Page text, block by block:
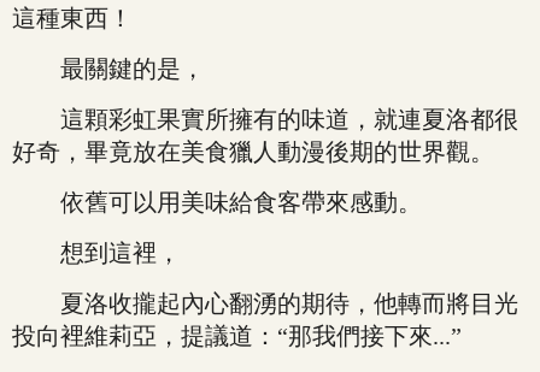
這種東西！
最關鍵的是，
這顆彩虹果實所擁有的味道，就連夏洛都很
好奇，畢竟放在美食獵人動漫後期的世界觀。
依舊可以用美味給食客帶來感動。
想到這裡，
夏洛收攏起內心翻湧的期待，他轉而將目光
投向裡維莉亞，提議道：“那我們接下來...”